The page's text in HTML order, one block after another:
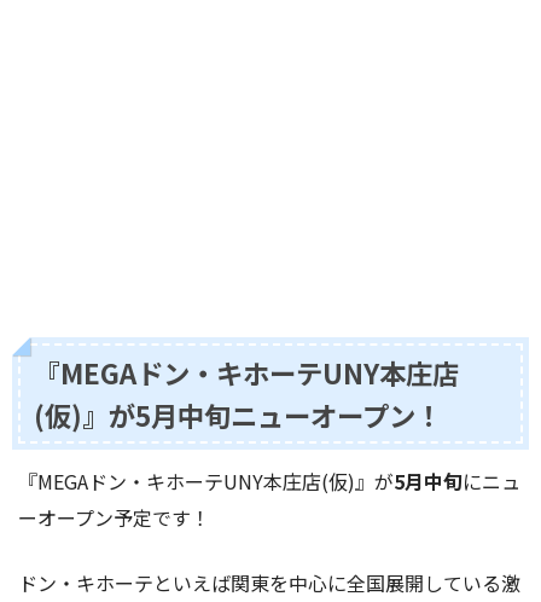
『MEGAドン・キホーテUNY本庄店
(仮)』が5月中旬ニューオープン！
『MEGAドン・キホーテUNY本庄店(仮)』が5月中旬にニュ
ーオープン予定です！
ドン・キホーテといえば関東を中心に全国展開している激